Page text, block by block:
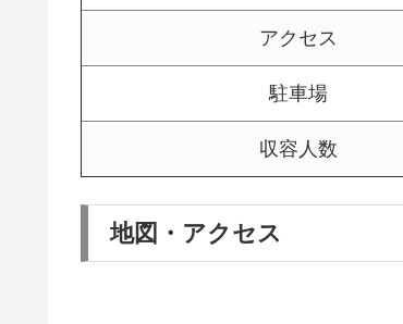
アクセス
駐車場
収容人数
地図・アクセス